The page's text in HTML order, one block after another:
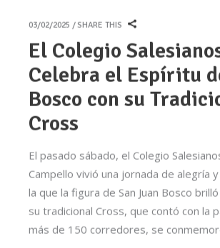
03/02/2025 SHARE THIS
El Colegio
Celebra el Espíritu
Bosco con su
Cross
El pasado sábado, el Colegio
Campello vivió una jornada de alegría
la que la figura de San Juan Bosco
su tradicional Cross, que contó con la
más de 150 corredores, se